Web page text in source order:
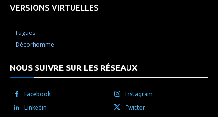
VERSIONS VIRTUELLES
Fugues
Décorhomme
NOUS SUIVRE SUR LES RÉSEAUX
Facebook Instagram
Linkedin Twitter